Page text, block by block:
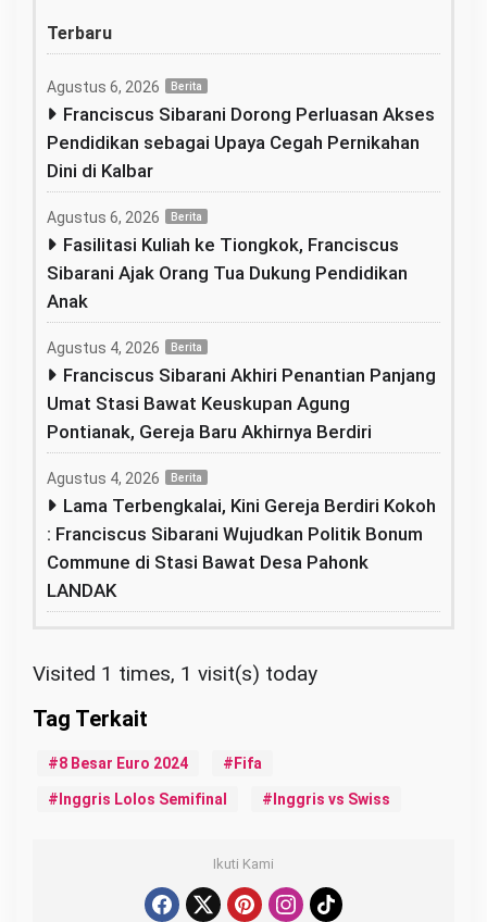
Terbaru
Agustus 6, 2026 Berita
Franciscus Sibarani Dorong Perluasan Akses
Pendidikan sebagai Upaya Cegah Pernikahan
Dini di Kalbar
Agustus 6, 2026 Berita
Fasilitasi Kuliah ke Tiongkok, Franciscus
Sibarani Ajak Orang Tua Dukung Pendidikan
Anak
Agustus 4, 2026 Berita
Franciscus Sibarani Akhiri Penantian Panjang
Umat Stasi Bawat Keuskupan Agung
Pontianak, Gereja Baru Akhirnya Berdiri
Agustus 4, 2026 Berita
Lama Terbengkalai, Kini Gereja Berdiri Kokoh
: Franciscus Sibarani Wujudkan Politik Bonum
Commune di Stasi Bawat Desa Pahonk
LANDAK
Visited 1 times, 1 visit(s) today
8 Besar Euro 2024 Fifa
Inggris Lolos Semifinal Inggris vs Swiss
Ikuti Kami